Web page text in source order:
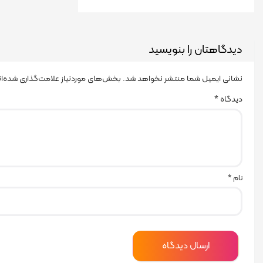
دیدگاهتان را بنویسید
نشانی ایمیل شما منتشر نخواهد شد. بخش‌های موردنیاز علامت‌گذاری
دیدگاه*
نام *